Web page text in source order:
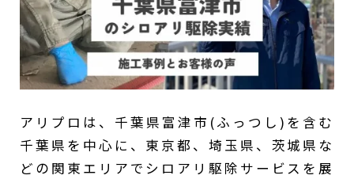
アリプロは、千葉県富津市(ふっつし)を含む
千葉県を中心に、東京都、埼玉県、茨城県な
どの関東エリアでシロアリ駆除サービスを展